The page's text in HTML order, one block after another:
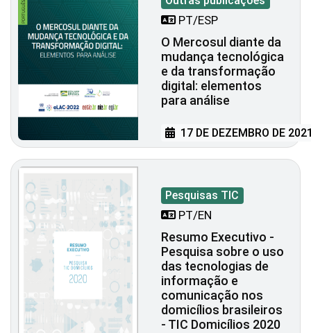
PT/ESP
O Mercosul diante da
mudança tecnológica
e da transformação
digital: elementos
para análise
17 DE DEZEMBRO DE
Pesquisas TIC
PT/EN
Resumo Executivo -
Pesquisa sobre o uso
das tecnologias de
informação e
comunicação nos
domicílios brasileiros
- TIC Domicílios 2020